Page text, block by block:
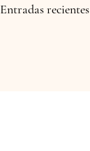
Entradas recientes